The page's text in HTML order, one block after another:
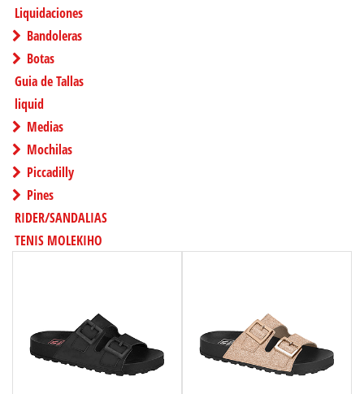
Liquidaciones
Bandoleras
Botas
Guia de Tallas
liquid
Medias
Mochilas
Piccadilly
Pines
RIDER/SANDALIAS
TENIS MOLEKIHO